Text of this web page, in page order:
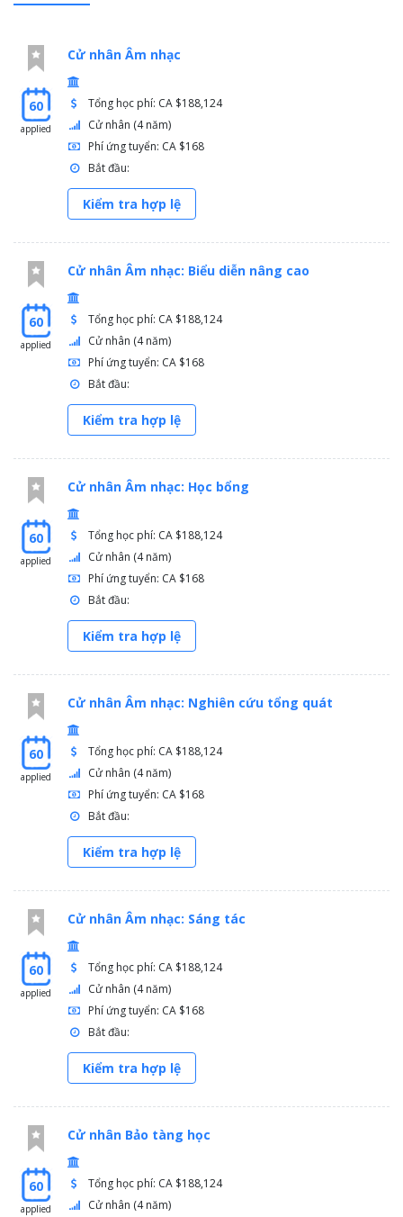
60
applied
Cử nhân Âm nhạc
Tổng học phí: CA $188,124
Cử nhân (4 năm)
Phí ứng tuyển: CA $168
Bắt đầu:
Kiểm tra hợp lệ
60
applied
Cử nhân Âm nhạc: Biểu diễn nâng cao
Tổng học phí: CA $188,124
Cử nhân (4 năm)
Phí ứng tuyển: CA $168
Bắt đầu:
Kiểm tra hợp lệ
60
applied
Cử nhân Âm nhạc: Học bổng
Tổng học phí: CA $188,124
Cử nhân (4 năm)
Phí ứng tuyển: CA $168
Bắt đầu:
Kiểm tra hợp lệ
60
applied
Cử nhân Âm nhạc: Nghiên cứu tổng quát
Tổng học phí: CA $188,124
Cử nhân (4 năm)
Phí ứng tuyển: CA $168
Bắt đầu:
Kiểm tra hợp lệ
60
applied
Cử nhân Âm nhạc: Sáng tác
Tổng học phí: CA $188,124
Cử nhân (4 năm)
Phí ứng tuyển: CA $168
Bắt đầu:
Kiểm tra hợp lệ
60
applied
Cử nhân Bảo tàng học
Tổng học phí: CA $188,124
Cử nhân (4 năm)